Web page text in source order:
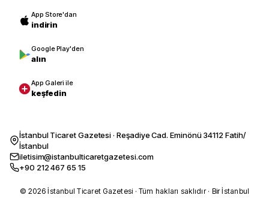
App Store'dan
indirin
Google Play'den
alın
App Galeri ile
keşfedin
İstanbul Ticaret Gazetesi · Reşadiye Cad. Eminönü 34112 Fatih/
İstanbul
iletisim@istanbulticaretgazetesi.com
+90 212 467 65 15
© 2026 İstanbul Ticaret Gazetesi · Tüm hakları saklıdır · Bir İstanbul